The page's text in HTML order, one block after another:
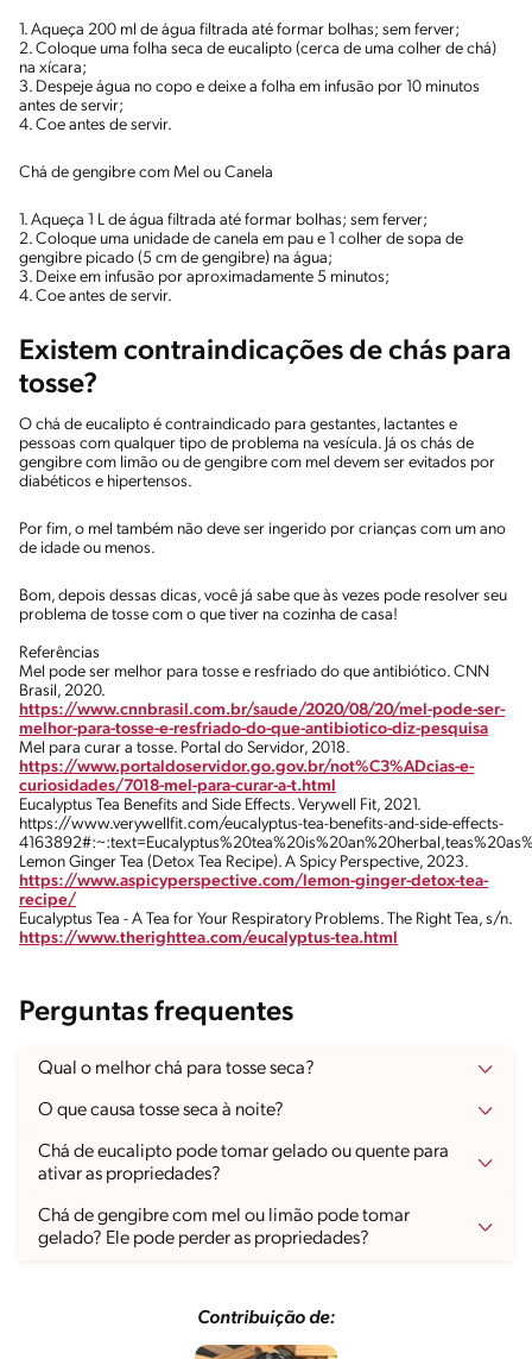
1. Aqueça 200 ml de água filtrada até formar bolhas; sem ferver;
2. Coloque uma folha seca de eucalipto (cerca de uma colher de chá)
na xícara;
3. Despeje água no copo e deixe a folha em infusão por 10 minutos
antes de servir;
4. Coe antes de servir.
Chá de gengibre com Mel ou Canela
1. Aqueça 1 L de água filtrada até formar bolhas; sem ferver;
2. Coloque uma unidade de canela em pau e 1 colher de sopa de
gengibre picado (5 cm de gengibre) na água;
3. Deixe em infusão por aproximadamente 5 minutos;
4. Coe antes de servir.
Existem contraindicações de chás para
tosse?
O chá de eucalipto é contraindicado para gestantes, lactantes e
pessoas com qualquer tipo de problema na vesícula. Já os chás de
gengibre com limão ou de gengibre com mel devem ser evitados por
diabéticos e hipertensos.
Por fim, o mel também não deve ser ingerido por crianças com um ano
de idade ou menos.
Bom, depois dessas dicas, você já sabe que às vezes pode resolver seu
problema de tosse com o que tiver na cozinha de casa!
Referências
Mel pode ser melhor para tosse e resfriado do que antibiótico. CNN
Brasil, 2020.
https://www.cnnbrasil.com.br/saude/2020/08/20/mel-pode-ser-
melhor-para-tosse-e-resfriado-do-que-antibiotico-diz-pesquisa
Mel para curar a tosse. Portal do Servidor, 2018.
https://www.portaldoservidor.go.gov.br/not%C3%ADcias-e-
curiosidades/7018-mel-para-curar-a-t.html
Eucalyptus Tea Benefits and Side Effects. Verywell Fit, 2021.
https://www.verywellfit.com/eucalyptus-tea-benefits-and-side-effects-
Lemon Ginger Tea (Detox Tea Recipe). A Spicy Perspective, 2023.
https://www.aspicyperspective.com/lemon-ginger-detox-tea-
recipe/
Eucalyptus Tea - A Tea for Your Respiratory Problems. The Right Tea, s/n.
https://www.therighttea.com/eucalyptus-tea.html
Perguntas frequentes
Qual o melhor chá para tosse seca?
O que causa tosse seca à noite?
Chá de eucalipto pode tomar gelado ou quente para
ativar as propriedades?
Chá de gengibre com mel ou limão pode tomar
gelado? Ele pode perder as propriedades?
Contribuição de: